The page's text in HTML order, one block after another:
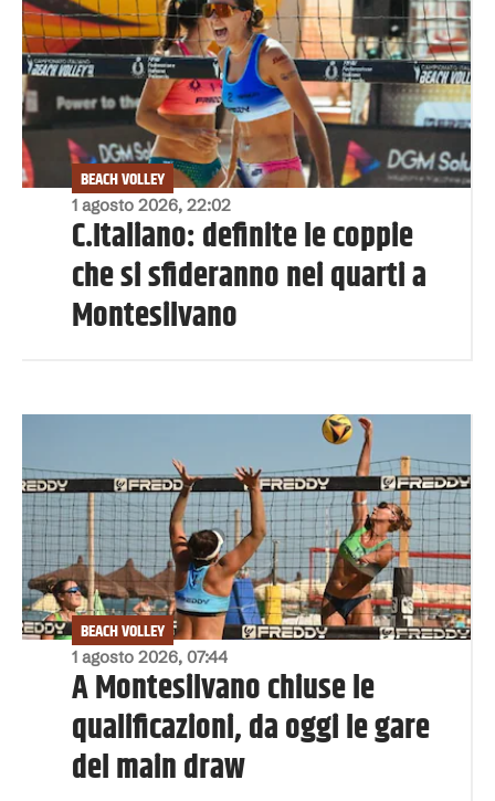
1 agosto 2026, 22:02
BEACH VOLLEY
C.Italiano: definite le coppie
che si sfideranno nei quarti a
Montesilvano
1 agosto 2026, 07:44
BEACH VOLLEY
A Montesilvano chiuse le
qualificazioni, da oggi le gare
del main draw